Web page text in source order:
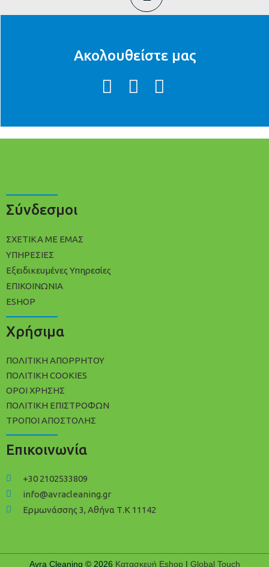
Ακολουθείστε μας
Σύνδεσμοι
ΣΧΕΤΙΚΑ ΜΕ ΕΜΑΣ
ΥΠΗΡΕΣΙΕΣ
Εξειδικευμένες Υπηρεσίες
ΕΠΙΚΟΙΝΩΝΙΑ
ESHOP
Χρήσιμα
ΠΟΛΙΤΙΚΉ ΑΠΟΡΡΉΤΟΥ
ΠΟΛΊΤΙΚΗ COOKIES
ΌΡΟΙ ΧΡΉΣΗΣ
ΠΟΛΙΤΙΚΉ ΕΠΙΣΤΡΟΦΏΝ
ΤΡΌΠΟΙ ΑΠΟΣΤΟΛΉΣ
Επικοινωνία
+30 2102533809
info@avracleaning.gr
Ερμωνάσσης 3, Αθήνα Τ.Κ 11142
Avra Cleaning © 2026 Κατασκευή Eshop | Global Touch